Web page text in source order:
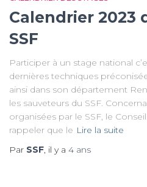
Calendrier 2023
SSF
Participer à un stage national
dernières techniques
ainsi dans son département
les sauveteurs du SSF.
organisées par le SSF, le
rappeler que le Lire la suite
Par SSF, il y a 4 ans